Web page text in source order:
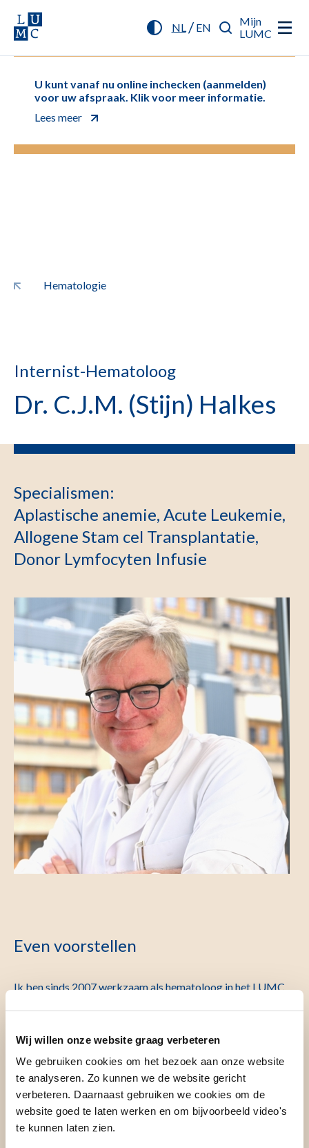
Wij willen onze website graag verbeteren
We gebruiken cookies om het bezoek aan onze website
te analyseren. Zo kunnen we de website gericht
verbeteren. Daarnaast gebruiken we cookies om de
website goed te laten werken en om bijvoorbeeld video's
te kunnen laten zien.
NL/ EN
Mijn
LUMC
U kunt vanaf nu online inchecken (aanmelden)
voor uw afspraak. Klik voor meer informatie.
Lees meer
Hematologie
Internist-Hematoloog
Dr. C.J.M. (Stijn) Halkes
Specialismen:
Aplastische anemie, Acute Leukemie,
Allogene Stam cel Transplantatie,
Donor Lymfocyten Infusie
Even voorstellen
Ik ben sinds 2007 werkzaam als hematoloog in het LUMC
expertise centrum Aplastische Anemie en voorzitter van de
LUMC Biobank Commissie Hematologische aandoeningen.
Mijn wetenschappelijk onderzoek betreft met name
klinische studies bij Aplastische Anemie, Acute leukemie en
Allogene Stam Cel Transplantatie met Donor Lymfocyten